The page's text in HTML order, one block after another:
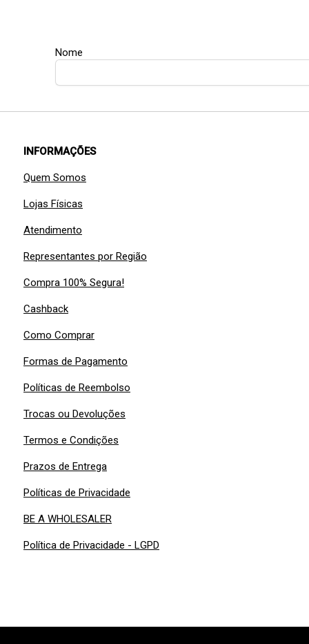
Nome
INFORMAÇÕES
Quem Somos
Lojas Físicas
Atendimento
Representantes por Região
Compra 100% Segura!
Cashback
Como Comprar
Formas de Pagamento
Políticas de Reembolso
Trocas ou Devoluções
Termos e Condições
Prazos de Entrega
Políticas de Privacidade
BE A WHOLESALER
Política de Privacidade - LGPD